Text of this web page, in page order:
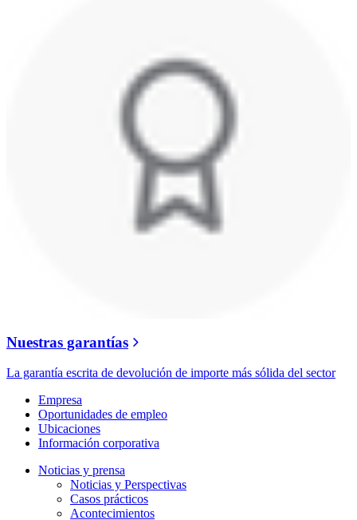
Nuestras garantías
La garantía escrita de devolución de importe más sólida del sector
Empresa
Oportunidades de empleo
Ubicaciones
Información corporativa
Noticias y prensa
Noticias y Perspectivas
Casos prácticos
Acontecimientos